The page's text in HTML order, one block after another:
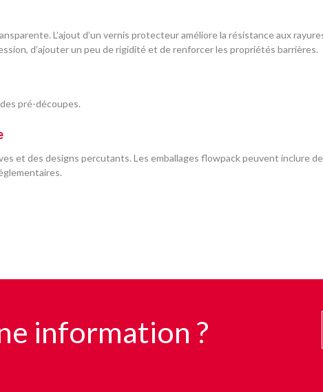
L’ajout d’un vernis protecteur améliore la résistance aux
d’ajouter un peu de rigidité et de renforcer les propriétés barrières.
pré-découpes.
et des designs percutants. Les emballages flowpack peuvent inclure
information ?